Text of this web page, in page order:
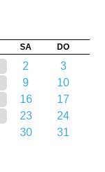
SA DO
2
3
9
10
16
17
23
24
30 31